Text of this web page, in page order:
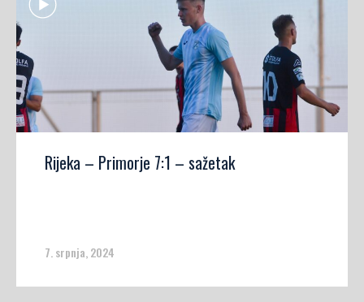
Rijeka – Primorje 7:1 – sažetak
7. srpnja, 2024